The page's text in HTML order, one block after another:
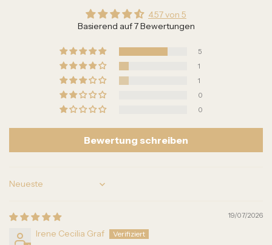
4.57 von 5
Basierend auf 7 Bewertungen
5
1
1
0
0
Bewertung schreiben
Sort by
19/07/2026
Irene Cecilia Graf